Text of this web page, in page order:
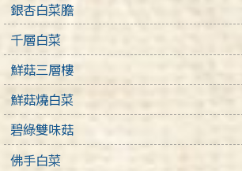
銀杏白菜膽
千層白菜
鮮菇三層樓
鮮菇燒白菜
碧綠雙味菇
佛手白菜